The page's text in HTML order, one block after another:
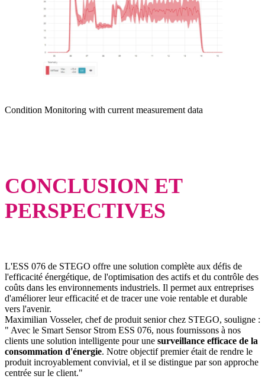
Condition Monitoring with current measurement data
CONCLUSION ET
PERSPECTIVES
L'ESS 076 de STEGO offre une solution complète aux défis de
l'efficacité énergétique, de l'optimisation des actifs et du contrôle des
coûts dans les environnements industriels. Il permet aux entreprises
d'améliorer leur efficacité et de tracer une voie rentable et durable
vers l'avenir.
Maximilian Vosseler, chef de produit senior chez STEGO, souligne :
" Avec le Smart Sensor Strom ESS 076, nous fournissons à nos
clients une solution intelligente pour une surveillance efficace de la
consommation d'énergie. Notre objectif premier était de rendre le
produit incroyablement convivial, et il se distingue par son approche
centrée sur le client."